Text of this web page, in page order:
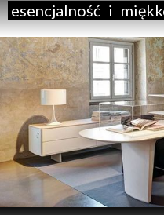
esencjalność i